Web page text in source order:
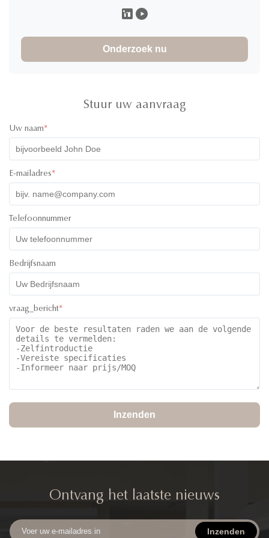
I would definitely rate 5 stars for the product! I have ordered
30000pcs of jars to and design of the product and it
absolutely great! The product was high quality and the colors
of the lids were super cute! I have communicated with one of
working with them. All the best!
Onderzoek nu
Stuur uw aanvraag
Uw naam*
E-mailadres*
Telefoonnummer
Bedrijfsnaam
vraag_bericht*
Inzenden
Ontvang het laatste nieuws
Inzenden